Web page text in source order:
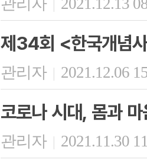
제34회 <한국개념
관리자 | 2021.12.06
코로나 시대, 몸과
관리자 | 2021.11.30